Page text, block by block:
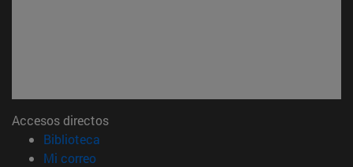
Accesos directos
Biblioteca
Mi correo(abre en nueva ventana)